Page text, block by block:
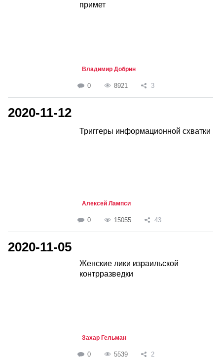
примет
Владимир Добрин
0 8921 3
2020-11-12
Триггеры информационной схватки
Алексей Лампси
0 15055 43
2020-11-05
Женские лики израильской
контрразведки
Захар Гельман
0 5539 2